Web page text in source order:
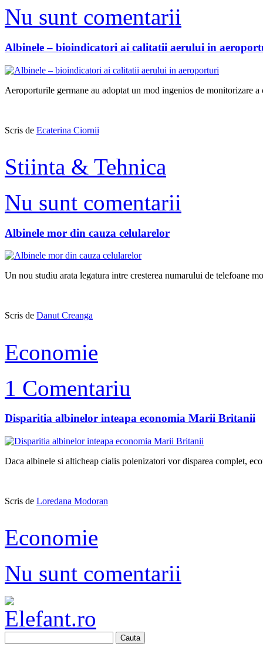
Nu sunt comentarii
Albinele – bioindicatori ai calitatii aerului in
Aeroporturile germane au adoptat un mod ingenios de monitorizare
Scris de Ecaterina Ciornii
Stiinta & Tehnica
Nu sunt comentarii
Albinele mor din cauza celularelor
Un nou studiu arata legatura intre cresterea numarului de telefoane
Scris de Danut Creanga
Economie
1 Comentariu
Disparitia albinelor inteapa economia Marii Britanii
Daca albinele si alticheap cialis polenizatori vor disparea complet,
Scris de Loredana Modoran
Economie
Nu sunt comentarii
Cauta